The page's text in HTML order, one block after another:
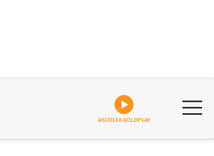
ASCOLTA GOLDPLAY